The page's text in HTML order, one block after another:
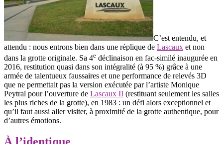
C’est entendu, et
attendu : nous entrons bien dans une réplique de Lascaux et non
dans la grotte originale. Sa 4e déclinaison en fac-similé inaugurée en
2016, restitution quasi dans son intégralité (à 95 %) grâce à une
armée de talentueux faussaires et une performance de relevés 3D
que ne permettait pas la version exécutée par l’artiste Monique
Peytral pour l’ouverture de Lascaux II (restituant seulement les salles
les plus riches de la grotte), en 1983 : un défi alors exceptionnel et
qu’il faut aussi aller visiter, à proximité de la grotte authentique, pour
d’autres émotions.